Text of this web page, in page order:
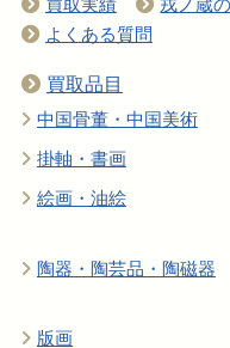
買取実績 戎ノ蔵
よくある質問
買取品目
中国骨董・中国美術
掛軸・書画
絵画・油絵
陶器・陶芸品・陶磁器
版画